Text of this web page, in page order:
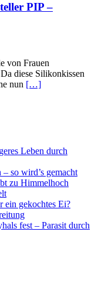
PIP –
von Frauen
diese Silikonkissen
nun […]
Leben durch
so wird’s gemacht
zu Himmelhoch
ein gekochtes Ei?
fest – Parasit durch